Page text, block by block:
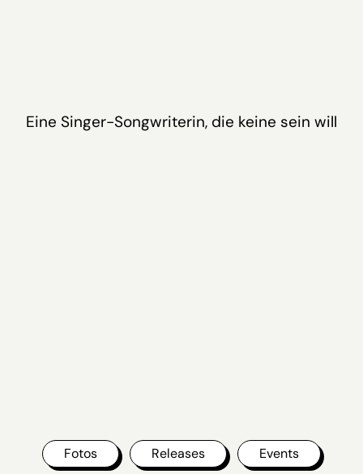
Eine Singer-Songwriterin, die keine sein will
Fotos Releases Events